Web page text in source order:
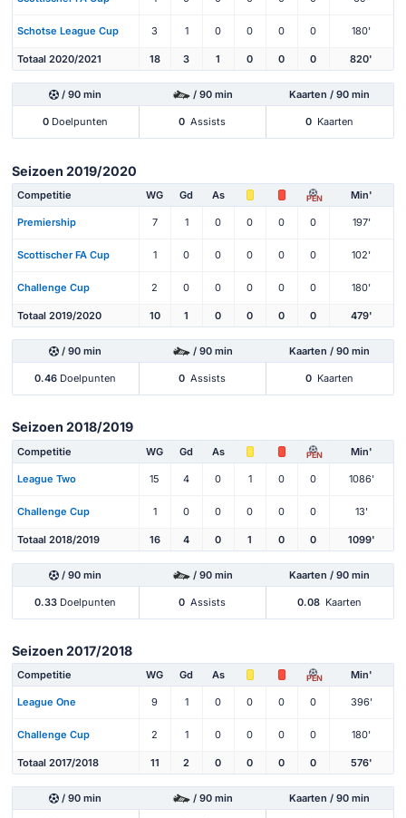
Schotse League Cup 3 1 0 0 0 0 180'
Totaal 2020/2021 18 3 1 0 0 0 820'
/ 90 min / 90 min Kaarten / 90 min
0 Doelpunten 0 Assists 0 Kaarten
Seizoen 2019/2020
Competitie WG Gd As PEN Min'
Premiership 7 1 0 0 0 0 197'
Scottischer FA Cup 1 0 0 0 0 0 102'
Challenge Cup 2 0 0 0 0 0 180'
Totaal 2019/2020 10 1 0 0 0 0 479'
/ 90 min / 90 min Kaarten / 90 min
0.46 Doelpunten 0 Assists 0 Kaarten
Seizoen 2018/2019
Competitie WG Gd As PEN Min'
League Two 15 4 0 1 0 0 1086'
Challenge Cup 1 0 0 0 0 0 13'
Totaal 2018/2019 16 4 0 1 0 0 1099'
/ 90 min / 90 min Kaarten / 90 min
0.33 Doelpunten 0 Assists 0.08 Kaarten
Seizoen 2017/2018
Competitie WG Gd As PEN Min'
League One 9 1 0 0 0 0 396'
Challenge Cup 2 1 0 0 0 0 180'
Totaal 2017/2018 11 2 0 0 0 0 576'
/ 90 min / 90 min Kaarten / 90 min